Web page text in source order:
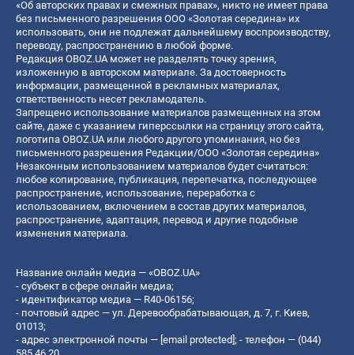
«Об авторских правах и смежных правах», никто не имеет права
без письменного разрешения ООО «Золотая середина» их
использовать, они не подлежат дальнейшему воспроизводству,
переводу, распространению в любой форме.
Редакция OBOZ.UA может не разделять точку зрения,
изложенную в авторском материале. За достоверность
информации, размещенной в рекламных материалах,
ответственность несет рекламодатель.
Запрещено использование материалов размещенных на этом
сайте, даже с указанием гиперссылки на страницу этого сайта,
логотипа OBOZ.UA или любого другого упоминания, но без
письменного разрешения Редакции/ООО «Золотая середина»
Незаконным использованием материалов будет считаться:
любое копирование, публикация, перепечатка, последующее
распространение, использование, переработка с
использованием, включением в состав других материалов,
распространение, адаптация, перевод и другие подобные
изменения материала.
Название онлайн медиа — «OBOZ.UA»
- субъект в сфере онлайн медиа;
- идентификатор медиа — R40-06156;
- почтовый адрес — ул. Деревообрабатывающая, д. 7, г. Киев,
01013;
- адрес электронной почты — [email protected] ; - телефон — (044)